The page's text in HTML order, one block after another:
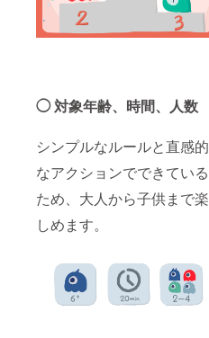
◯ 対象年齢、時間、人数
シンプルなルールと直感的
なアクションでできている
ため、大人から子供まで楽
しめます。